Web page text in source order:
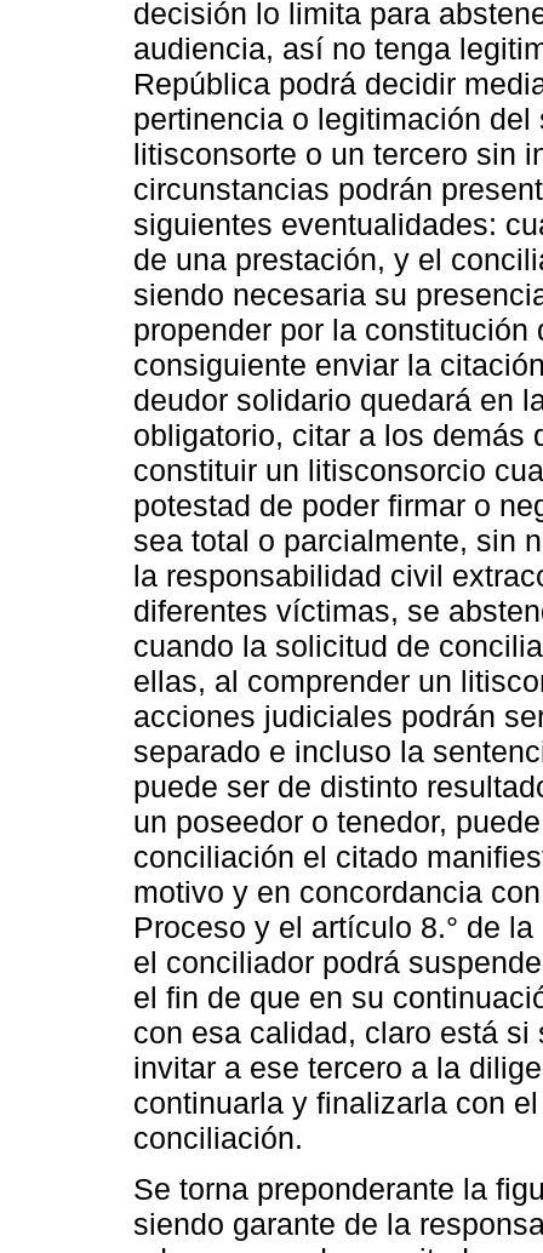
decisión lo limita para
audiencia, así no tenga
República podrá decidir
pertinencia o legitimación
litisconsorte o un tercero sin
circunstancias podrán
siguientes eventualidades:
de una prestación, y el
siendo necesaria su
propender por la
consiguiente enviar la
deudor solidario quedará en
obligatorio, citar a los demás
constituir un litisconsorcio
potestad de poder firmar o
sea total o parcialmente, sin
la responsabilidad civil
diferentes víctimas, se
cuando la solicitud de
ellas, al comprender un
acciones judiciales podrán
separado e incluso la
puede ser de distinto
un poseedor o tenedor,
conciliación el citado
motivo y en concordancia
Proceso y el artículo 8.° de
el conciliador podrá
el fin de que en su
con esa calidad, claro está
invitar a ese tercero a la
continuarla y finalizarla con
conciliación.
Se torna preponderante la
siendo garante de la